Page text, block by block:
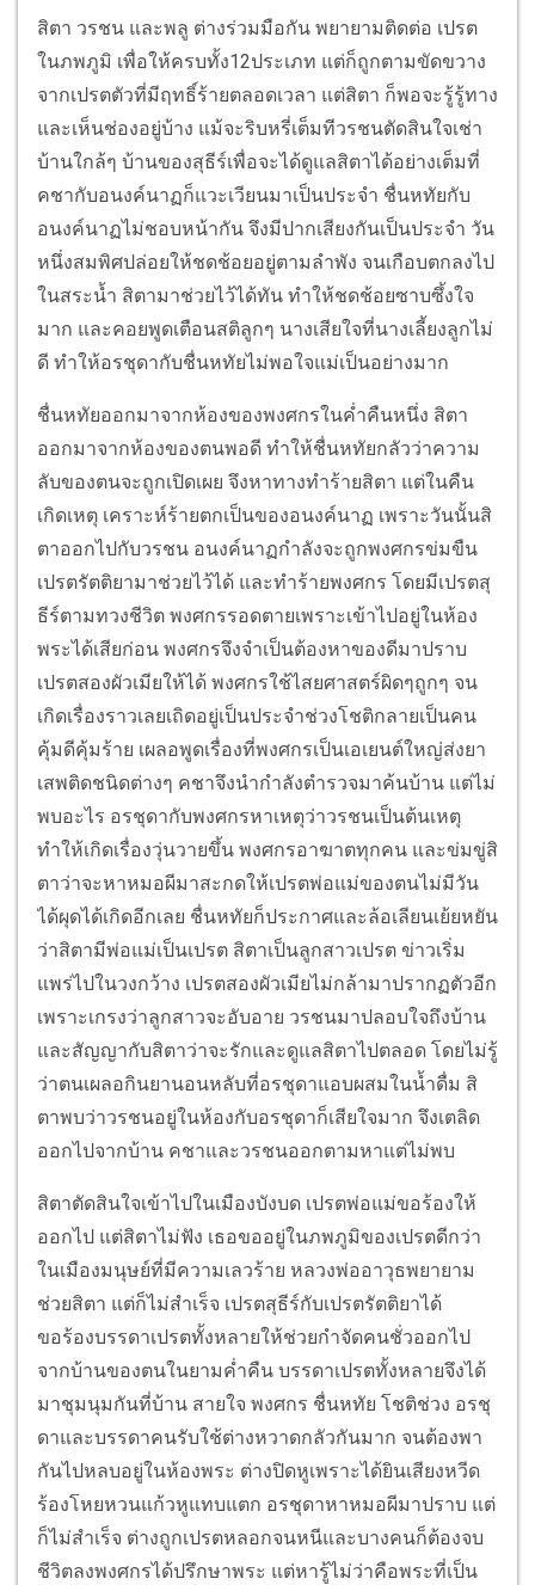
สิตา วรชน และพลู ต่างร่วมมือกัน พยายามติดต่อ เปรต
ในภพภูมิ เพื่อให้ครบทั้ง12ประเภท แต่ก็ถูกตามขัดขวาง
จากเปรตตัวที่มีฤทธิ์ร้ายตลอดเวลา แต่สิตา ก็พอจะรู้รู้ทาง
และเห็นช่องอยู่บ้าง แม้จะริบหรี่เต็มทีวรชนตัดสินใจเช่า
บ้านใกล้ๆ บ้านของสุธีร์เพื่อจะได้ดูแลสิตาได้อย่างเต็มที่
คชากับอนงค์นาฏก็แวะเวียนมาเป็นประจำ ชื่นหทัยกับ
อนงค์นาฏไม่ชอบหน้ากัน จึงมีปากเสียงกันเป็นประจำ วัน
หนึ่งสมพิศปล่อยให้ชดช้อยอยู่ตามลำพัง จนเกือบตกลงไป
ในสระน้ำ สิตามาช่วยไว้ได้ทัน ทำให้ชดช้อยซาบซึ้งใจ
มาก และคอยพูดเตือนสติลูกๆ นางเสียใจที่นางเลี้ยงลูกไม่
ดี ทำให้อรชุดากับชื่นหทัยไม่พอใจแม่เป็นอย่างมาก
ชื่นหทัยออกมาจากห้องของพงศกรในค่ำคืนหนึ่ง สิตา
ออกมาจากห้องของตนพอดี ทำให้ชื่นหทัยกลัวว่าความ
ลับของตนจะถูกเปิดเผย จึงหาทางทำร้ายสิตา แต่ในคืน
เกิดเหตุ เคราะห์ร้ายตกเป็นของอนงค์นาฏ เพราะวันนั้นสิ
ตาออกไปกับวรชน อนงค์นาฏกำลังจะถูกพงศกรข่มขืน
เปรตรัตติยามาช่วยไว้ได้ และทำร้ายพงศกร โดยมีเปรตสุ
ธีร์ตามทวงชีวิต พงศกรรอดตายเพราะเข้าไปอยู่ในห้อง
พระได้เสียก่อน พงศกรจึงจำเป็นต้องหาของดีมาปราบ
เปรตสองผัวเมียให้ได้ พงศกรใช้ไสยศาสตร์ผิดๆถูกๆ จน
เกิดเรื่องราวเลยเถิดอยู่เป็นประจำช่วงโชติกลายเป็นคน
คุ้มดีคุ้มร้าย เผลอพูดเรื่องที่พงศกรเป็นเอเยนต์ใหญ่ส่งยา
เสพติดชนิดต่างๆ คชาจึงนำกำลังตำรวจมาค้นบ้าน แต่ไม่
พบอะไร อรชุดากับพงศกรหาเหตุว่าวรชนเป็นต้นเหตุ
ทำให้เกิดเรื่องวุ่นวายขึ้น พงศกรอาฆาตทุกคน และข่มขู่สิ
ตาว่าจะหาหมอผีมาสะกดให้เปรตพ่อแม่ของตนไม่มีวัน
ได้ผุดได้เกิดอีกเลย ชื่นหทัยก็ประกาศและล้อเลียนเย้ยหยัน
ว่าสิตามีพ่อแม่เป็นเปรต สิตาเป็นลูกสาวเปรต ข่าวเริ่ม
แพร่ไปในวงกว้าง เปรตสองผัวเมียไม่กล้ามาปรากฏตัวอีก
เพราะเกรงว่าลูกสาวจะอับอาย วรชนมาปลอบใจถึงบ้าน
และสัญญากับสิตาว่าจะรักและดูแลสิตาไปตลอด โดยไม่รู้
ว่าตนเผลอกินยานอนหลับที่อรชุดาแอบผสมในน้ำดื่ม สิ
ตาพบว่าวรชนอยู่ในห้องกับอรชุดาก็เสียใจมาก จึงเตลิด
ออกไปจากบ้าน คชาและวรชนออกตามหาแต่ไม่พบ
สิตาตัดสินใจเข้าไปในเมืองบังบด เปรตพ่อแม่ขอร้องให้
ออกไป แต่สิตาไม่ฟัง เธอขออยู่ในภพภูมิของเปรตดีกว่า
ในเมืองมนุษย์ที่มีความเลวร้าย หลวงพ่ออาวุธพยายาม
ช่วยสิตา แต่ก็ไม่สำเร็จ เปรตสุธีร์กับเปรตรัตติยาได้
ขอร้องบรรดาเปรตทั้งหลายให้ช่วยกำจัดคนชั่วออกไป
จากบ้านของตนในยามค่ำคืน บรรดาเปรตทั้งหลายจึงได้
มาชุมนุมกันที่บ้าน สายใจ พงศกร ชื่นหทัย โชติช่วง อรชุ
ดาและบรรดาคนรับใช้ต่างหวาดกลัวกันมาก จนต้องพา
กันไปหลบอยู่ในห้องพระ ต่างปิดหูเพราะได้ยินเสียงหวีด
ร้องโหยหวนแก้วหูแทบแตก อรชุดาหาหมอผีมาปราบ แต่
ก็ไม่สำเร็จ ต่างถูกเปรตหลอกจนหนีและบางคนก็ต้องจบ
ชีวิตลงพงศกรได้ปรึกษาพระ แต่หารู้ไม่ว่าคือพระที่เป็น